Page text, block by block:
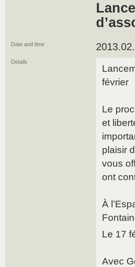
Date and time
Details
février
Le
et
plaisir
vous
ont
À
Le 17
Avec